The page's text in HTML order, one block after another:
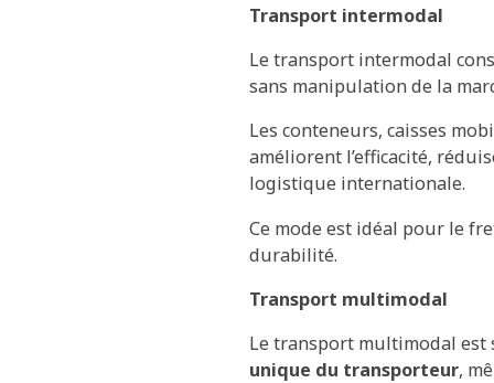
Transport intermodal
Le transport intermodal
sans manipulation de la
Les conteneurs, caisses
améliorent l’efficacité,
logistique internationale.
Ce mode est idéal pour le
durabilité.
Transport multimodal
Le transport multimodal est
unique du transporteur,